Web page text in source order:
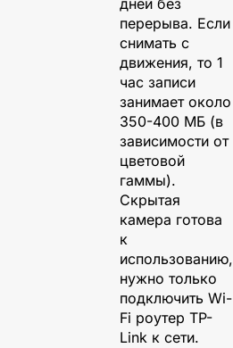
дней без
перерыва. Если
снимать с
движения, то 1
час записи
занимает около
350-400 МБ (в
зависимости от
цветовой
гаммы).
Скрытая
камера готова
к
использованию,
нужно только
подключить Wi-
Fi роутер TP-
Link к сети.